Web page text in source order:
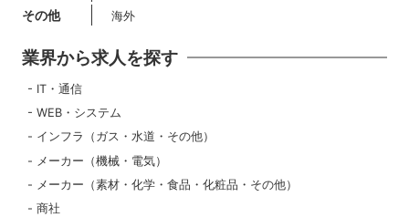
その他 海外
業界から求人を探す
IT・通信
WEB・システム
インフラ（ガス・水道・その他）
メーカー（機械・電気）
メーカー（素材・化学・食品・化粧品・その他）
商社